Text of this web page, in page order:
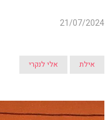
21/07/2024
אילת אלי לנקרי